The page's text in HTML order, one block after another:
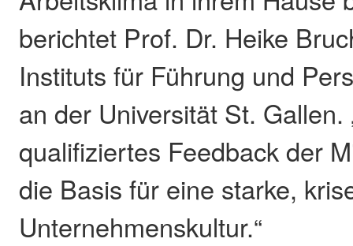
berichtet Prof. Dr. Heike
Instituts für Führung und
an der Universität St. Gallen.
qualifiziertes Feedback der
die Basis für eine starke,
Unternehmenskultur.“